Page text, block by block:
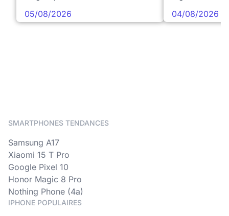
05/08/2026 04/08/2026
SMARTPHONES TENDANCES
Samsung A17
Xiaomi 15 T Pro
Google Pixel 10
Honor Magic 8 Pro
Nothing Phone (4a)
IPHONE POPULAIRES